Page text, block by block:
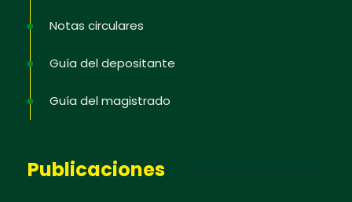
Notas circulares
Guía del depositante
Guía del magistrado
Publicaciones